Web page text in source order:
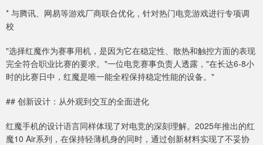
* 与腾讯、网易等游戏厂商联合优化，针对热门电竞游戏进行专项调
校
"选择红魔作为赛事用机，是因为它在稳定性、散热和触控方面的表现
完全符合职业比赛的要求。"一位电竞赛事负责人透露，"在长达6-8小
时的比赛日中，红魔是唯一能全程保持稳定性能的设备。"
## 创新设计：从外观到交互的全面进化
红魔手机的设计语言同样体现了对电竞的深刻理解。2025年推出的红
魔10 Air系列，在保持轻薄机身的同时，通过创新材料实现了不妥协